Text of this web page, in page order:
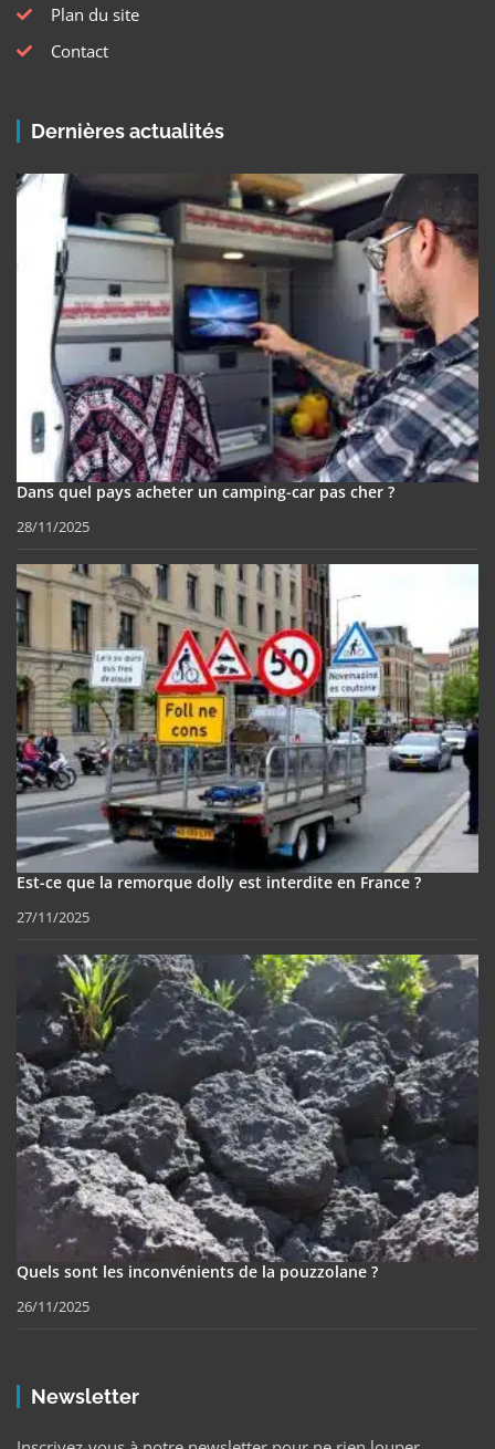
Plan du site
Contact
Dernières actualités
Dans quel pays acheter un camping-car pas cher ?
28/11/2025
Est-ce que la remorque dolly est interdite en France ?
27/11/2025
Quels sont les inconvénients de la pouzzolane ?
26/11/2025
Newsletter